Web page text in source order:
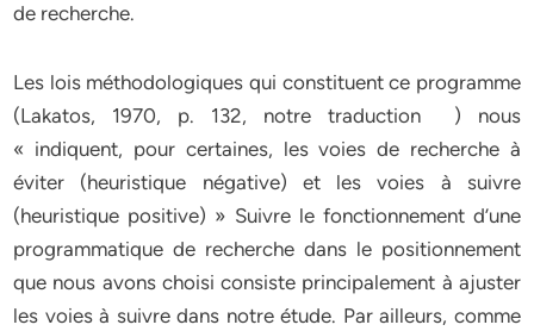
de recherche.
Les lois méthodologiques qui constituent ce programme
(Lakatos, 1970, p. 132, notre traduction ) nous
« indiquent, pour certaines, les voies de recherche à
éviter (heuristique négative) et les voies à suivre
(heuristique positive) » Suivre le fonctionnement d’une
programmatique de recherche dans le positionnement
que nous avons choisi consiste principalement à ajuster
les voies à suivre dans notre étude. Par ailleurs, comme